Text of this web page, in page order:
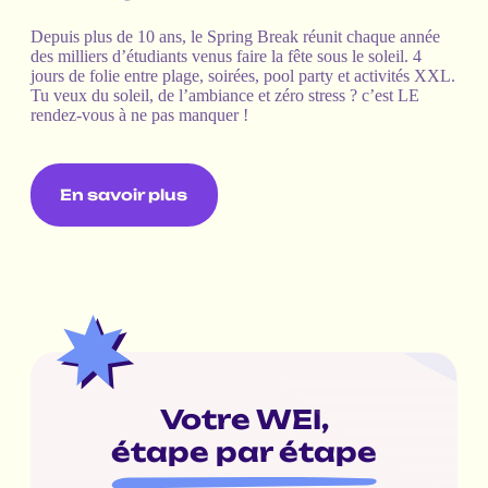
Depuis plus de 10 ans, le Spring Break réunit chaque année
des milliers d’étudiants venus faire la fête sous le soleil. 4
jours de folie entre plage, soirées, pool party et activités XXL.
Tu veux du soleil, de l’ambiance et zéro stress ? c’est LE
rendez-vous à ne pas manquer !
En savoir plus
Votre WEI,
étape par étape